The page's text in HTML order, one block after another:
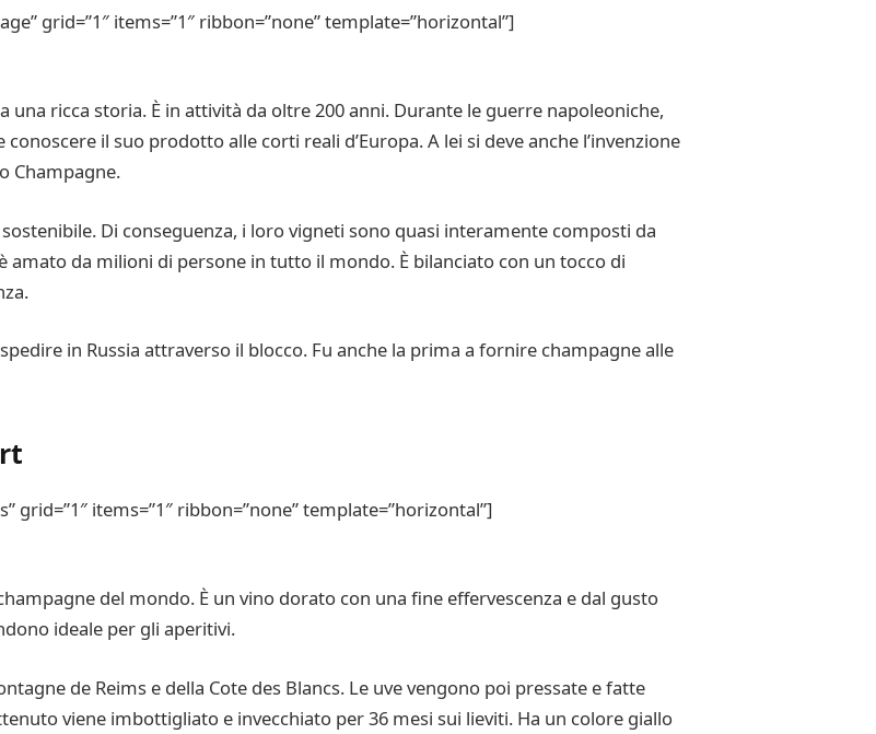
grid=”1″ items=”1″ ribbon=”none” template=”horizontal”]
una ricca storia. È in attività da oltre 200 anni. Durante le guerre napoleoniche,
il suo prodotto alle corti reali d’Europa. A lei si deve anche l’invenzione
Champagne.
Di conseguenza, i loro vigneti sono quasi interamente composti da
da milioni di persone in tutto il mondo. È bilanciato con un tocco di
in Russia attraverso il blocco. Fu anche la prima a fornire champagne alle
grid=”1″ items=”1″ ribbon=”none” template=”horizontal”]
del mondo. È un vino dorato con una fine effervescenza e dal gusto
ideale per gli aperitivi.
de Reims e della Cote des Blancs. Le uve vengono poi pressate e fatte
viene imbottigliato e invecchiato per 36 mesi sui lieviti. Ha un colore giallo